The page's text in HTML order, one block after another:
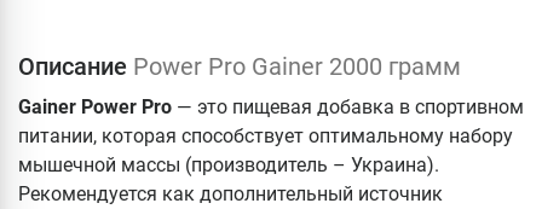
Описание Power Pro Gainer 2000 грамм
Gainer Power Pro — это пищевая добавка в спортивном
питании, которая способствует оптимальному набору
мышечной массы (производитель – Украина).
Рекомендуется как дополнительный источник